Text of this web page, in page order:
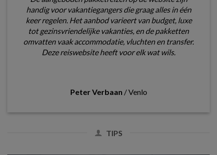
handig voor vakantiegangers die graag alles in één
keer regelen. Het aanbod varieert van budget, luxe
tot gezinsvriendelijke vakanties, en de pakketten
omvatten vaak accommodatie, vluchten en transfer.
Deze reiswebsite heeft voor elk wat wils.
Peter Verbaan /Venlo
TIPS